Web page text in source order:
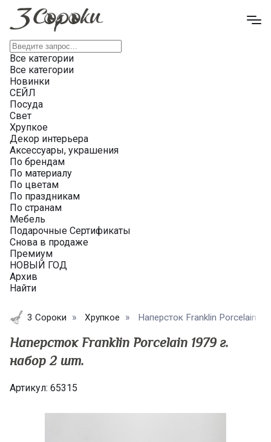
Все категории
Все категории
Новинки
СЕЙЛ
Посуда
Свет
Хрупкое
Декор интерьера
Аксессуары, украшения
По брендам
По материалу
По цветам
По праздникам
По странам
Мебель
Подарочные Сертификаты
Снова в продаже
Премиум
НОВЫЙ ГОД
Архив
Найти
3 Сороки Хрупкое Наперсток Franklin Porcelain
Наперсток Franklin Porcelain 1979 г.
набор 2 шт.
Артикул: 65315